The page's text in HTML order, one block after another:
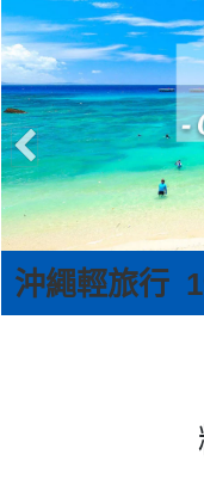
沖繩輕旅行